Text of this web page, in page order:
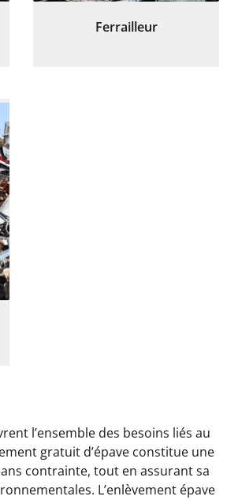
Ferrailleur
l’ensemble des besoins liés au
gratuit d’épave constitue une
contrainte, tout en assurant sa
L’enlèvement épave